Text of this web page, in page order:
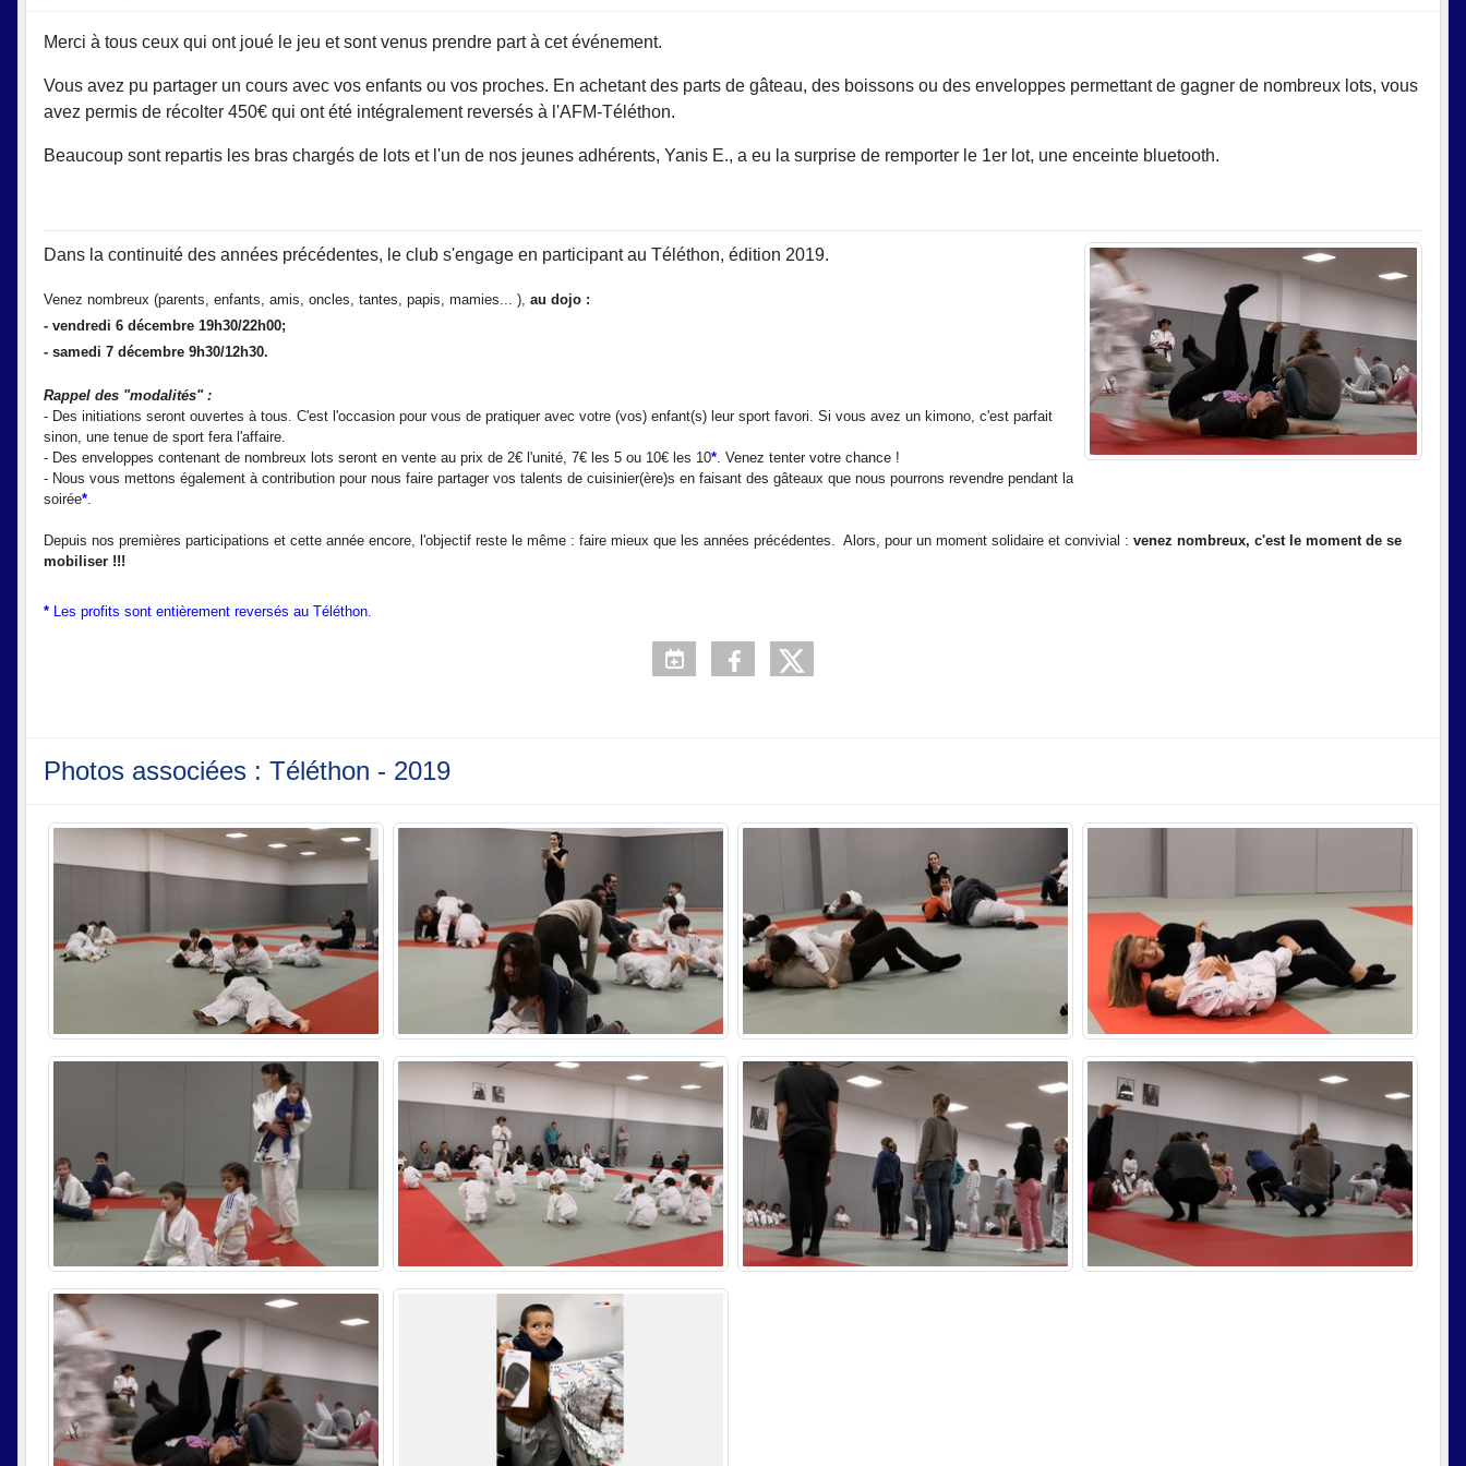
Merci à tous ceux qui ont joué le jeu et sont venus prendre part à cet événement.
Vous avez pu partager un cours avec vos enfants ou vos proches. En achetant des parts de gâteau, des boissons ou des enveloppes permettant de gagner de nombreux lots, vous
avez permis de récolter 450€ qui ont été intégralement reversés à l'AFM-Téléthon.
Beaucoup sont repartis les bras chargés de lots et l'un de nos jeunes adhérents, Yanis E., a eu la surprise de remporter le 1er lot, une enceinte bluetooth.
Dans la continuité des années précédentes, le club s'engage en participant au Téléthon, édition 2019.
Venez nombreux (parents, enfants, amis, oncles, tantes, papis, mamies... ), au dojo :
- vendredi 6 décembre 19h30/22h00;
- samedi 7 décembre 9h30/12h30.
Rappel des "modalités" :
- Des initiations seront ouvertes à tous. C'est l'occasion pour vous de pratiquer avec votre (vos) enfant(s) leur sport favori. Si vous avez un kimono, c'est parfait
sinon, une tenue de sport fera l'affaire.
- Des enveloppes contenant de nombreux lots seront en vente au prix de 2€ l'unité, 7€ les 5 ou 10€ les 10*. Venez tenter votre chance !
- Nous vous mettons également à contribution pour nous faire partager vos talents de cuisinier(ère)s en faisant des gâteaux que nous pourrons revendre pendant la
soirée*.
Depuis nos premières participations et cette année encore, l'objectif reste le même : faire mieux que les années précédentes. Alors, pour un moment solidaire et convivial : venez nombreux, c'est le moment de se
mobiliser !!!
* Les profits sont entièrement reversés au Téléthon.
Photos associées : Téléthon - 2019